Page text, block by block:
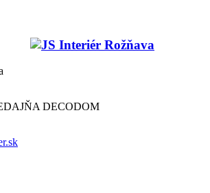
DECODOM